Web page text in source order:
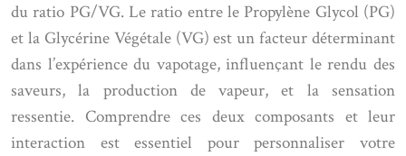
du ratio PG/VG. Le ratio entre le Propylène Glycol (PG)
et la Glycérine Végétale (VG) est un facteur déterminant
dans l’expérience du vapotage, influençant le rendu des
saveurs, la production de vapeur, et la sensation
ressentie. Comprendre ces deux composants et leur
interaction est essentiel pour personnaliser votre